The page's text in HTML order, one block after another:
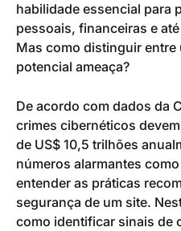
habilidade essencial para
pessoais, financeiras e
Mas como distinguir entre
potencial ameaça?
De acordo com dados da
crimes cibernéticos
de US$ 10,5 trilhões
números alarmantes
entender as práticas
segurança de um site.
como identificar sinais de